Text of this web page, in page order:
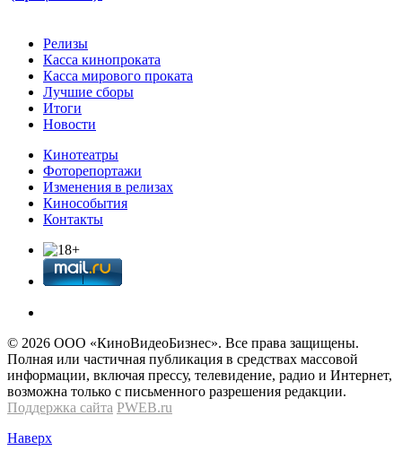
Релизы
Касса кинопроката
Касса мирового проката
Лучшие сборы
Итоги
Новости
Кинотеатры
Фоторепортажи
Изменения в релизах
Кинособытия
Контакты
© 2026 OOО «КиноВидеоБизнес». Все права защищены.
Полная или частичная публикация в средствах массовой
информации, включая прессу, телевидение, радио и Интернет,
возможна только с письменного разрешения редакции.
Поддержка сайта PWEB.ru
Наверх